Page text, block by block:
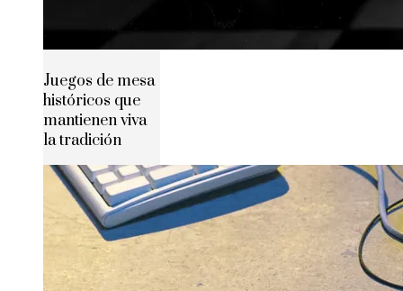
Juegos de mesa
históricos que
mantienen viva
la tradición